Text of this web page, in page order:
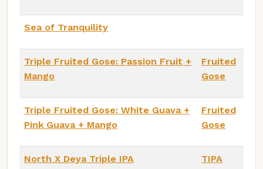
Sea of Tranquility
Triple Fruited Gose: Passion Fruit +
Mango
Fruited
Gose
Triple Fruited Gose: White Guava +
Pink Guava + Mango
Fruited
Gose
North X Deya Triple IPA TIPA